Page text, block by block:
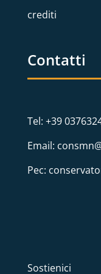
crediti
Contatti
Tel: +39
Email:
Pec:
Sostienici